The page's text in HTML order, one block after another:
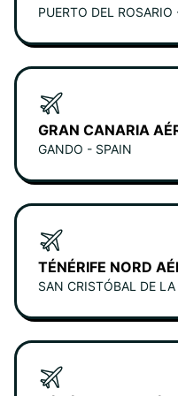
PUERTO DEL ROSARIO
GRAN CANARIA
GANDO - SPAIN
TÉNÉRIFE NORD
SAN CRISTÓBAL DE